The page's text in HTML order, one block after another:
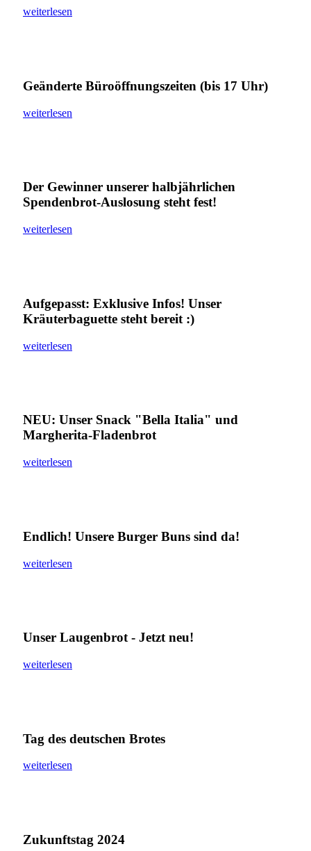
weiterlesen
Geänderte Büroöffnungszeiten (bis 17 Uhr)
weiterlesen
Der Gewinner unserer halbjährlichen
Spendenbrot-Auslosung steht fest!
weiterlesen
Aufgepasst: Exklusive Infos! Unser
Kräuterbaguette steht bereit :)
weiterlesen
NEU: Unser Snack "Bella Italia" und
Margherita-Fladenbrot
weiterlesen
Endlich! Unsere Burger Buns sind da!
weiterlesen
Unser Laugenbrot - Jetzt neu!
weiterlesen
Tag des deutschen Brotes
weiterlesen
Zukunftstag 2024